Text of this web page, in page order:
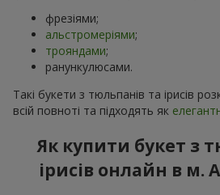
фрезіями;
альстромеріями;
трояндами;
ранункулюсами.
Такі букети з тюльпанів та ірисів
всій повноті та підходять як
Як купити букет з
ірисів онлайн в м.